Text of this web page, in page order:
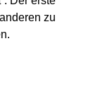
zu